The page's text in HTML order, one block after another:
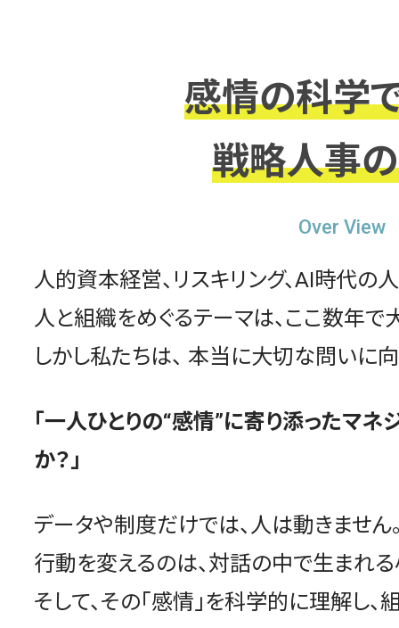
感情の科学
戦略人事
Over View
人的資本経営、リスキリング、AI時代
人と組織をめぐるテーマは、ここ数年で
しかし私たちは、 本当に大切な問いに
「一人ひとりの“感情”に寄り添ったマネ
か？」
データや制度だけでは、人は動きません
行動を変えるのは、対話の中で生まれる
そして、その「感情」を科学的に理解し